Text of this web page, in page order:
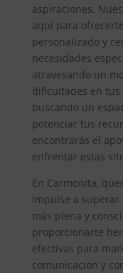
aspiraciones.
aquí para
personalizado y
necesidades
atravesando un
dificultades en
buscando un
potenciar tus
encontrarás el
enfrentar estas
En Carmonita,
impulse a superar
más plena y
proporcionarte
efectivas para
comunicación y